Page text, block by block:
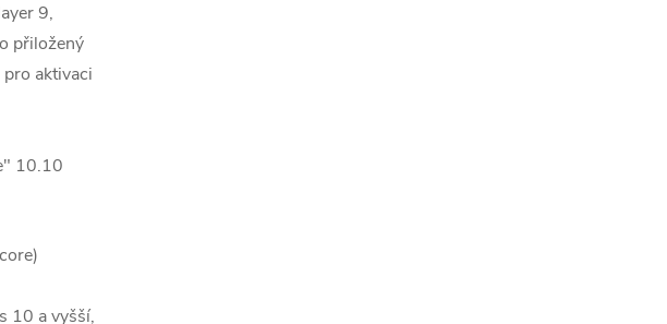
9,
přiložený
aktivaci
10.10
10 a vyšší,